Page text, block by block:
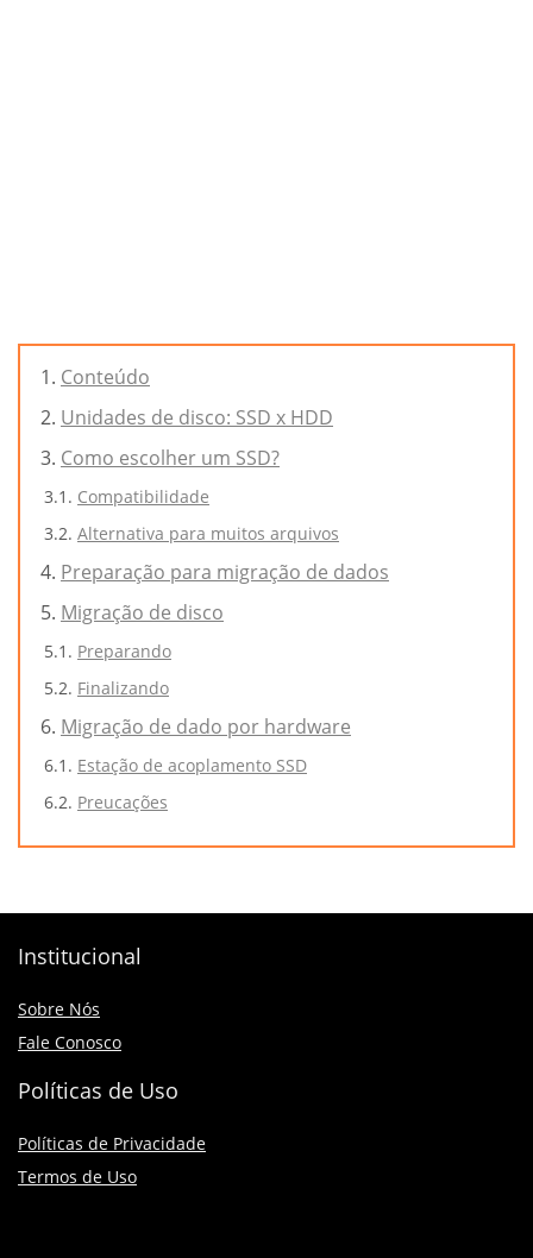
Conteúdo
Unidades de disco: SSD x HDD
Como escolher um SSD?
Compatibilidade
Alternativa para muitos arquivos
Preparação para migração de dados
Migração de disco
Preparando
Finalizando
Migração de dado por hardware
Estação de acoplamento SSD
Preucações
Institucional
Sobre Nós
Fale Conosco
Políticas de Uso
Políticas de Privacidade
Termos de Uso